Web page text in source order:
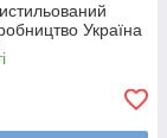
Україна